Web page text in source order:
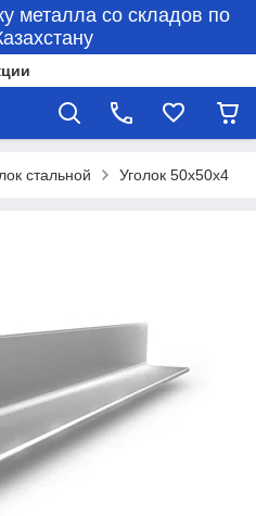
металла со складов по
стальной Уголок 50х50х4